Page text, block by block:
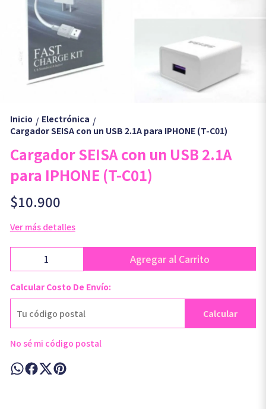
Inicio / Electrónica /
Cargador SEISA con un USB 2.1A para IPHONE (T-C01)
Cargador SEISA con un USB 2.1A
para IPHONE (T-C01)
$10.900
Ver más detalles
Agregar al Carrito
Calcular Costo De Envío:
Calcular
No sé mi código postal